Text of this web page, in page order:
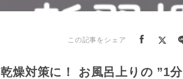
この記事をシェア
燥対策に！ お風呂上りの ”1分